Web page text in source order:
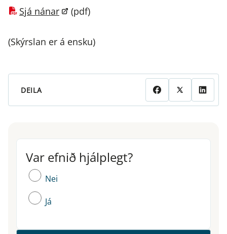
Sjá nánar
(pdf)
(Skýrslan er á ensku)
DEILA
Var efnið hjálplegt?
Var efnið hjálplegt?
Nei
Já